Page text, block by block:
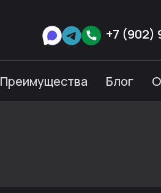
+7 (902)
Преимущества Блог